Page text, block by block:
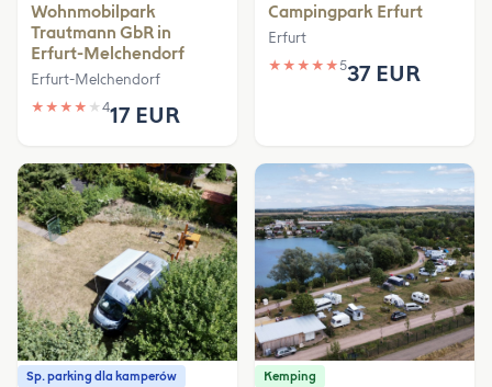
Wohnmobilpark
Trautmann GbR in
Erfurt-Melchendorf
Erfurt-Melchendorf
★ ★ ★ ★ ★ 417 EUR
Campingpark Erfurt
Erfurt
★ ★ ★ ★ ★537 EUR
Sp. parking dla kamperów Kemping